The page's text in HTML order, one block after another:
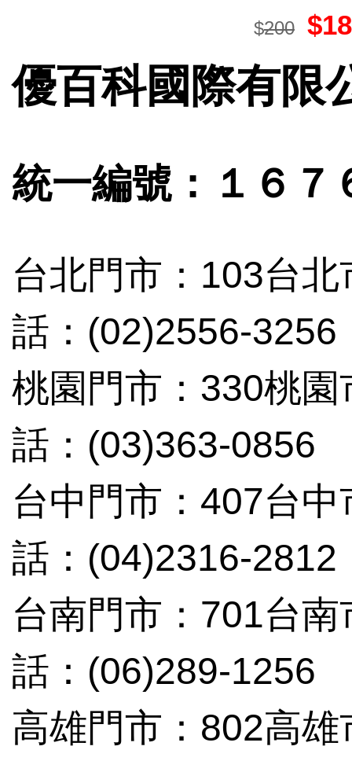
$200
優百科國際有限
統一編號：１６７
台北門市：103台
話：(02)2556-3256
桃園門市：330桃
話：(03)363-0856
台中門市：407台
話：(04)2316-2812
台南門市：701台
話：(06)289-1256
高雄門市：802高